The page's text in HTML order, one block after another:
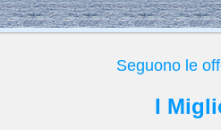
Seguono le
I